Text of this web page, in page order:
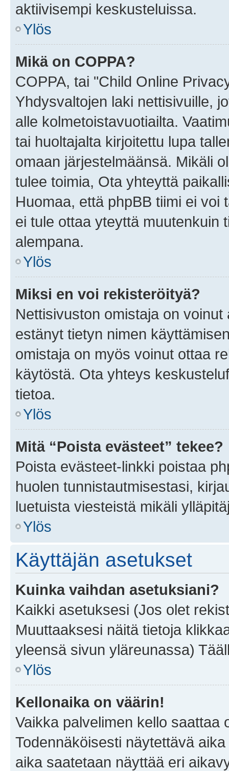
aktiivisempi keskusteluissa.
Ylös
Mikä on COPPA?
COPPA, tai "Child Online
Yhdysvaltojen laki nettisivuille,
alle kolmetoistavuotiailta.
tai huoltajalta kirjoitettu lupa
omaan järjestelmäänsä. Mikäli
tulee toimia, Ota yhteyttä
Huomaa, että phpBB tiimi ei
ei tule ottaa yteyttä muutenkuin
alempana.
Ylös
Miksi en voi rekisteröityä?
Nettisivuston omistaja on
estänyt tietyn nimen
omistaja on myös voinut ottaa
käytöstä. Ota yhteys
tietoa.
Ylös
Mitä “Poista evästeet” tekee?
Poista evästeet-linkki poistaa
huolen tunnistautmisestasi,
luetuista viesteistä mikäli
Ylös
Käyttäjän asetukset
Kuinka vaihdan asetuksiani?
Kaikki asetuksesi (Jos olet
Muuttaaksesi näitä tietoja
yleensä sivun yläreunassa)
Ylös
Kellonaika on väärin!
Vaikka palvelimen kello saattaa
Todennäköisesti näytettävä
aika saatetaan näyttää eri